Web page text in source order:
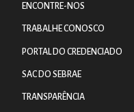
ENCONTRE-NOS
TRABALHE CONOSCO
PORTAL DO CREDENCIADO
SAC DO SEBRAE
TRANSPARÊNCIA